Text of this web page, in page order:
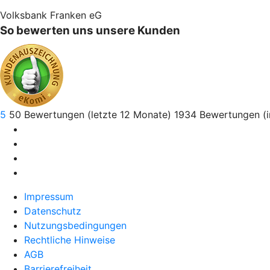
Volksbank Franken eG
So bewerten uns unsere Kunden
5 50 Bewertungen (letzte 12 Monate) 1934 Bewertungen
Impressum
Datenschutz
Nutzungsbedingungen
Rechtliche Hinweise
AGB